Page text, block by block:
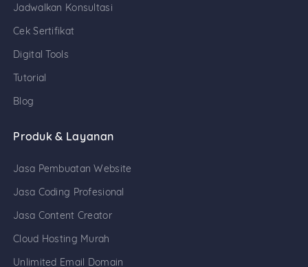
Jadwalkan Konsultasi
Cek Sertifikat
Digital Tools
Tutorial
Blog
Produk & Layanan
Jasa Pembuatan Website
Jasa Coding Profesional
Jasa Content Creator
Cloud Hosting Murah
Unlimited Email Domain